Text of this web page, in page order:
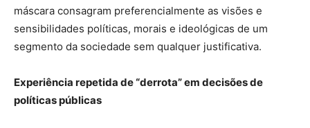
máscara consagram preferencialmente as visões e
sensibilidades políticas, morais e ideológicas de um
segmento da sociedade sem qualquer justificativa.
Experiência repetida de “derrota” em decisões de
políticas públicas